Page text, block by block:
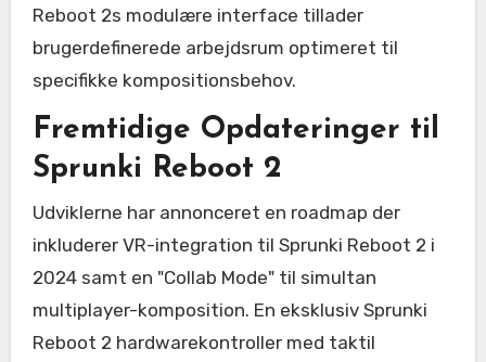
Reboot 2s modulære interface tillader
brugerdefinerede arbejdsrum optimeret til
specifikke kompositionsbehov.
Fremtidige Opdateringer til
Sprunki Reboot 2
Udviklerne har annonceret en roadmap der
inkluderer VR-integration til Sprunki Reboot 2 i
2024 samt en "Collab Mode" til simultan
multiplayer-komposition. En eksklusiv Sprunki
Reboot 2 hardwarekontroller med taktil